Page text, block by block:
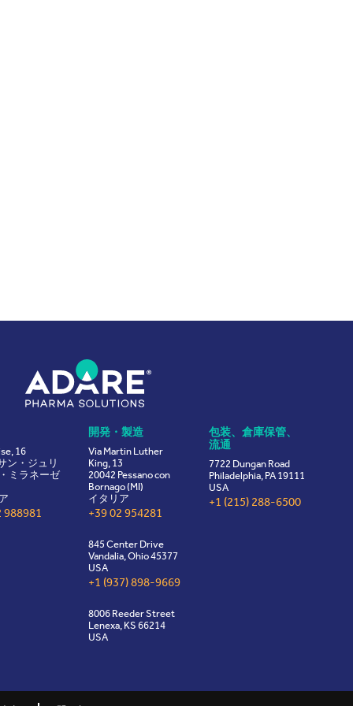
16
ン・ジュリ
ミラネーゼ
988981
開発・製造
Via Martin Luther
King, 13
20042 Pessano con
Bornago (MI)
イタリア
+39 02 954281
845 Center Drive
Vandalia, Ohio 45377
USA
+1 (937) 898-9669
8006 Reeder Street
Lenexa, KS 66214
USA
包装、倉庫保管、
流通
7722 Dungan Road
Philadelphia, PA 19111
USA
+1 (215) 288-6500